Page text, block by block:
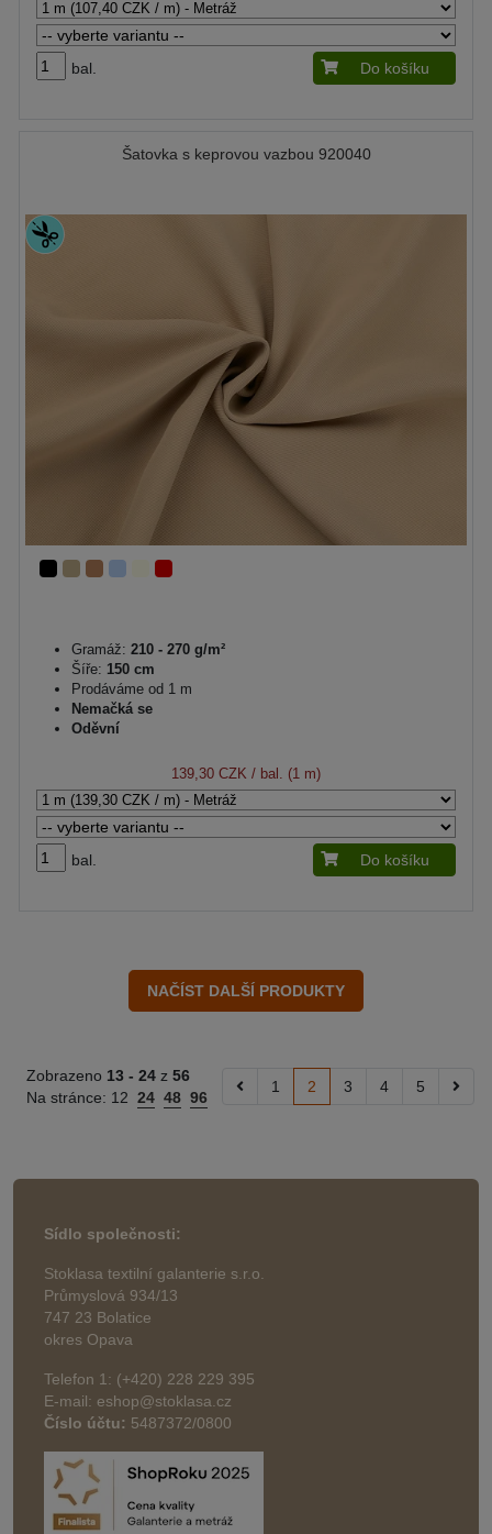
bal. Do košíku
Šatovka s keprovou vazbou 920040
Gramáž: 210 - 270 g/m²
Šíře: 150 cm
Prodáváme od 1 m
Nemačká se
Oděvní
139,30 CZK / bal. (1 m)
bal. Do košíku
Zobrazeno 13 - 24 z 56
Na stránce: 12 24 48 96
1 2 3 4 5
Sídlo společnosti:
Stoklasa textilní galanterie s.r.o.
Průmyslová 934/13
747 23 Bolatice
okres Opava
Telefon 1: (+420) 228 229 395
E-mail: eshop@stoklasa.cz
Číslo účtu: 5487372/0800